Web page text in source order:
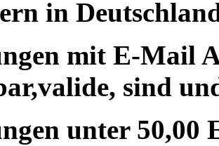
in
mit E-Mail
sind
unter 50,00